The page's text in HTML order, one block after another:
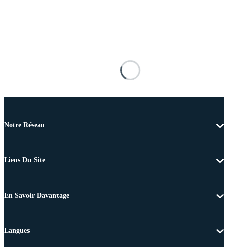
Notre Réseau
Liens Du Site
En Savoir Davantage
Langues